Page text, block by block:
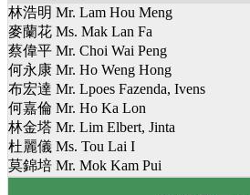
林浩明 Mr. Lam Hou Meng
麥蘭花 Ms. Mak Lan Fa
蔡偉平 Mr. Choi Wai Peng
何永康 Mr. Ho Weng Hong
布宏達 Mr. Lpoes Fazenda, Ivens
何嘉倫 Mr. Ho Ka Lon
林金塔 Mr. Lim Elbert, Jinta
杜麗儀 Ms. Tou Lai I
莫錦培 Mr. Mok Kam Pui